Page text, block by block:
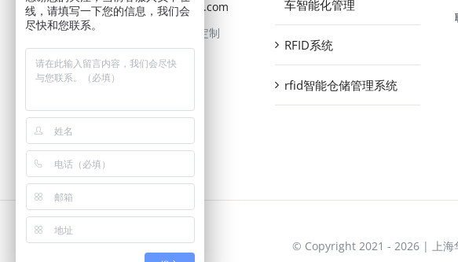
rooney@cardhy.com
可承接各类标签定制
车智能化管理
RFID系统
rfid智能仓储管理系统
© Copyright 2021 - 2026 | 上海
线，请填写一下您的信息，我们会
尽快和您联系。